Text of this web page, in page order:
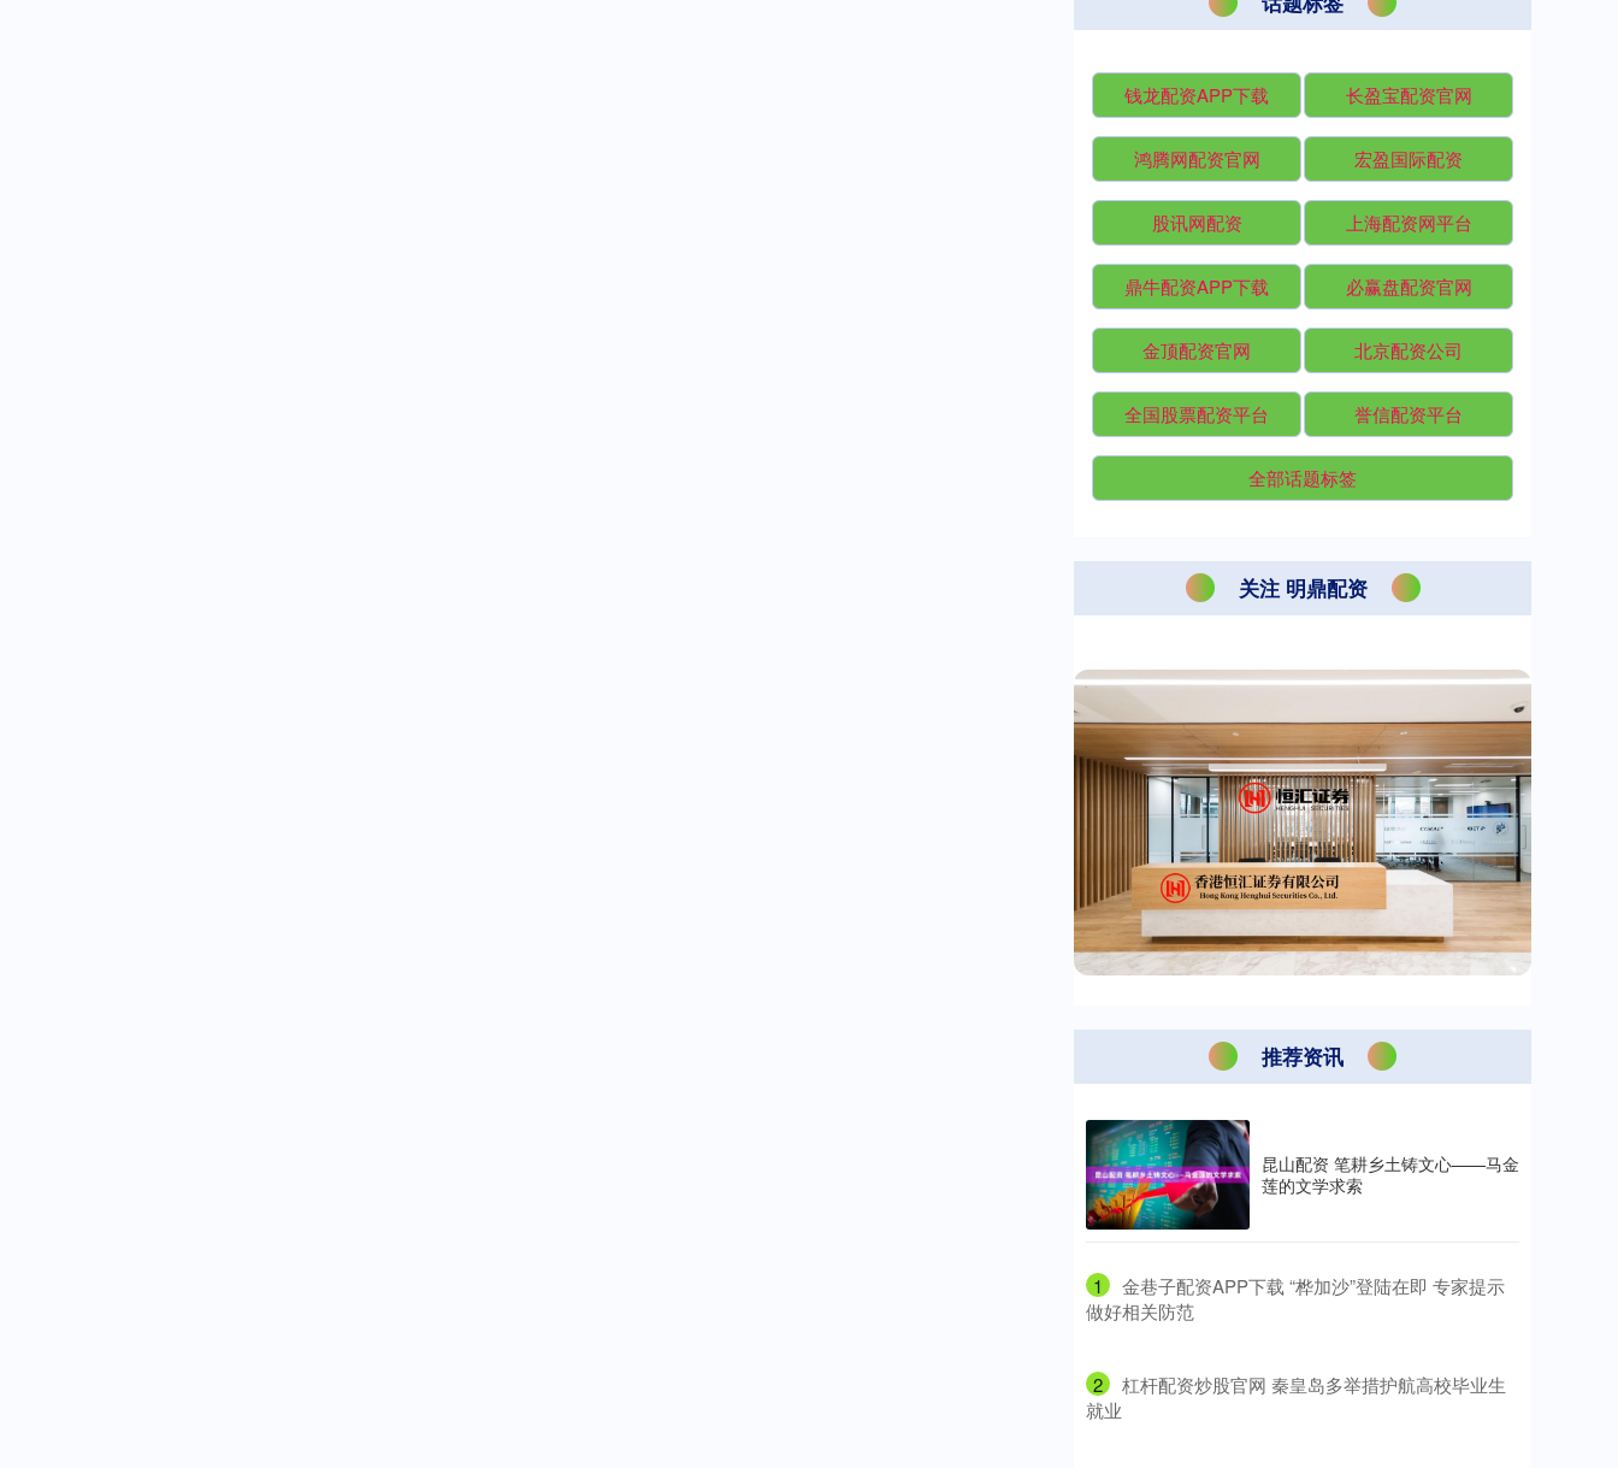
钱龙配资APP下载 长盈宝配资官网
鸿腾网配资官网 宏盈国际配资
股讯网配资 上海配资网平台
鼎牛配资APP下载 必赢盘配资官网
金顶配资官网 北京配资公司
全国股票配资平台 誉信配资平台
全部话题标签
关注 明鼎配资
推荐资讯
昆山配资 笔耕乡土铸文心——马金
莲的文学求索
1
​金巷子配资APP下载 “桦加沙”登陆在即 专家提示
做好相关防范
2
​杠杆配资炒股官网 秦皇岛多举措护航高校毕业生
就业